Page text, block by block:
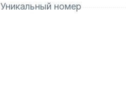
Уникальный номер